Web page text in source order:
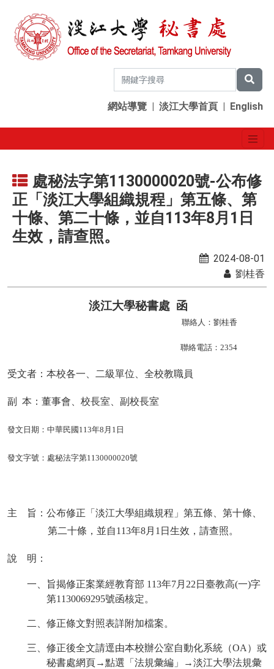
網站導覽 | 淡江大學首頁 | English
處秘法字第1130000020號-公布修
正「淡江大學組織規程」第五條、第
十條、第二十條，並自113年8月1日
生效，請查照。
2024-08-01
劉桂香
淡江大學秘書處 函
聯絡人：劉桂香
聯絡電話： 2354
受文者：本校各一、二級單位 、全校教職員
副 本：董事會、校長室、副校長室
發文日期：中華民國 113年8 月 1 日
發文字號：處秘法字第1130000020號
主 旨：公布修正 「淡江大學組織規程」第五條、第十條、
第二十條 ，並自113年8月 1 日生效 ，請查照。
說 明：
一、旨揭修正案業經教育部 113年7月 22 日臺教高(一)字
第1130069295號函核定。
二、修正條文對照表詳附加檔案。
三、修正後全文請逕由本校辦公室自動化系統（OA ）或
秘書處網頁→點選「法規彙編」→淡江大學法規彙